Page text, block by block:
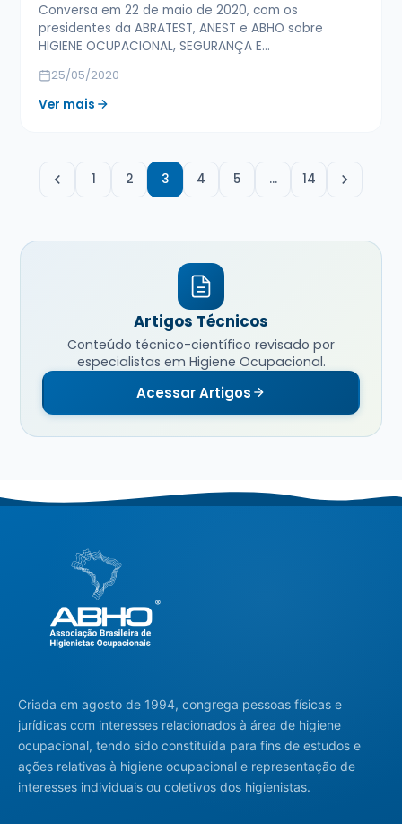
Conversa em 22 de maio de 2020, com os
presidentes da ABRATEST, ANEST e ABHO sobre
HIGIENE OCUPACIONAL, SEGURANÇA E…
25/05/2020
Ver mais
1 2 3 4 5 … 14
Artigos Técnicos
Conteúdo técnico-científico revisado por
especialistas em Higiene Ocupacional.
Acessar Artigos
Criada em agosto de 1994, congrega pessoas físicas e
jurídicas com interesses relacionados à área de higiene
ocupacional, tendo sido constituída para fins de estudos e
ações relativas à higiene ocupacional e representação de
interesses individuais ou coletivos dos higienistas.